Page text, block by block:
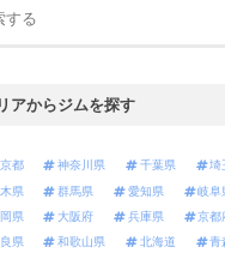
詳細の情報
アからジムを探す
都 神奈川県 千葉県 埼
県
群馬県 愛知県 岐阜
県
大阪府 兵庫県 京都
県
和歌山県 北海道 青